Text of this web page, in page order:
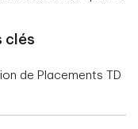
clés
de Placements TD